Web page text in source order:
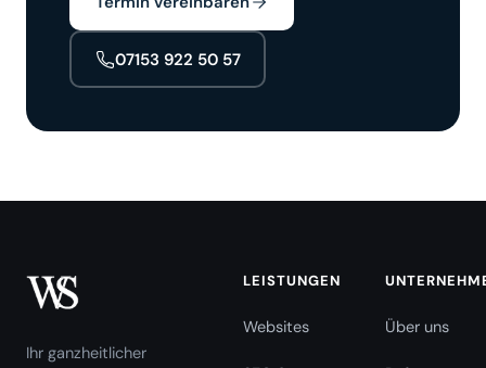
07153 922 50 57
Ihr ganzheitlicher
LEISTUNGEN
Websites Über uns